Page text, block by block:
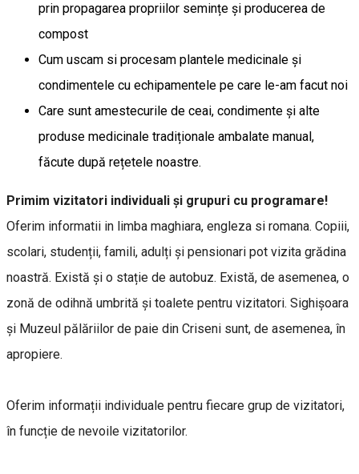
prin propagarea propriilor semințe și producerea de
compost
Cum uscam si procesam plantele medicinale și
condimentele cu echipamentele pe care le-am facut noi
Care sunt amestecurile de ceai, condimente și alte
produse medicinale tradiționale ambalate manual,
făcute după rețetele noastre.
Primim vizitatori individuali și grupuri cu programare!
Oferim informatii in limba maghiara, engleza si romana. Copiii,
scolari, studenții, famili, adulți și pensionari pot vizita grădina
noastră. Există și o stație de autobuz. Există, de asemenea, o
zonă de odihnă umbrită și toalete pentru vizitatori. Sighişoara
şi Muzeul pălăriilor de paie din Criseni sunt, de asemenea, în
apropiere.
Oferim informații individuale pentru fiecare grup de vizitatori,
în funcție de nevoile vizitatorilor.